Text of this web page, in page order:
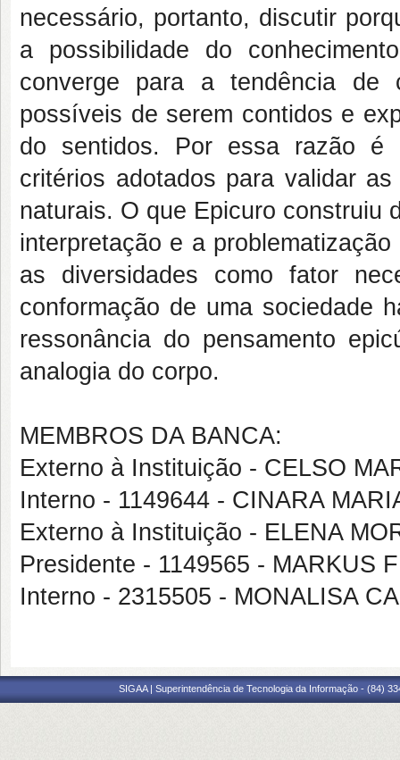
necessário, portanto, discutir
a possibilidade do
converge para a tendência de
possíveis de serem contidos e
do sentidos. Por essa razão é
critérios adotados para validar
naturais. O que Epicuro construiu
interpretação e a
as diversidades como fator
conformação de uma sociedade
ressonância do pensamento
analogia do corpo.
MEMBROS DA BANCA:
Externo à Instituição - CELSO
Interno - 1149644 - CINARA
Externo à Instituição - ELENA
Presidente - 1149565 - MARKUS
Interno - 2315505 - MONALISA
SIGAA | Superintendência de Tecnologia da Informação - (84)